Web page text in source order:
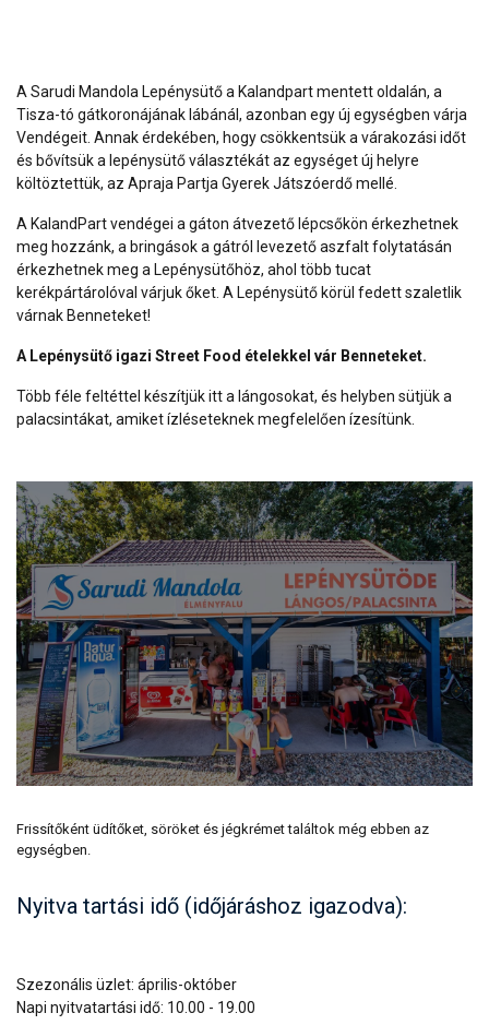
A Sarudi Mandola Lepénysütő a Kalandpart mentett oldalán, a
Tisza-tó gátkoronájának lábánál, azonban egy új egységben várja
Vendégeit. Annak érdekében, hogy csökkentsük a várakozási időt
és bővítsük a lepénysütő választékát az egységet új helyre
költöztettük, az Apraja Partja Gyerek Játszóerdő mellé.
A KalandPart vendégei a gáton átvezető lépcsőkön érkezhetnek
meg hozzánk, a bringások a gátról levezető aszfalt folytatásán
érkezhetnek meg a Lepénysütőhöz, ahol több tucat
kerékpártárolóval várjuk őket. A Lepénysütő körül fedett szaletlik
várnak Benneteket!
A Lepénysütő igazi Street Food ételekkel vár Benneteket.
Több féle feltéttel készítjük itt a lángosokat, és helyben sütjük a
palacsintákat, amiket ízléseteknek megfelelően ízesítünk.
Frissítőként üdítőket, söröket és jégkrémet találtok még ebben az
egységben.
Nyitva tartási idő (időjáráshoz igazodva):
Szezonális üzlet: április-október
Napi nyitvatartási idő: 10.00 - 19.00